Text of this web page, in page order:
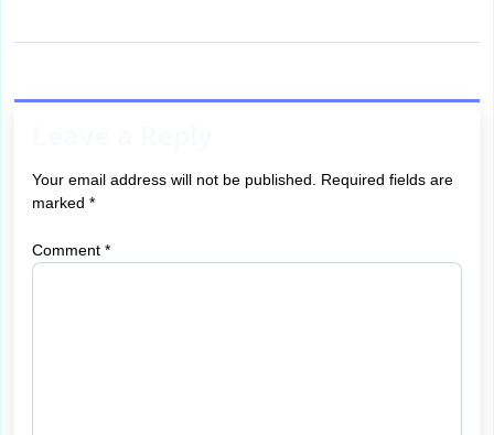
Your email address will not be published.
Required fields are
marked *
Comment *